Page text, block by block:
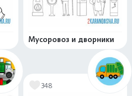
Мусоровоз и дворники
348